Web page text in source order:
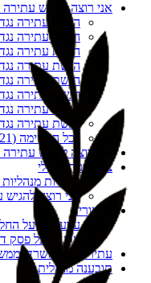
אני רוצה להגיש
הגשת עתירה נגד
הגשת עתירה
הגשת עתירה
הגשת עתירה
הגשת עתירה
הגשת עתירה
הגשת עתירה
הגשת עתירה
לכל הרשימה (21
אני רוצה להגיש
צו הריסה מנהלי
עתירות
אני רוצה להגיש
ערעורים
ערעורים על
ערעור על פסק
עתירות נגד משרדי
תובענה מנהלית